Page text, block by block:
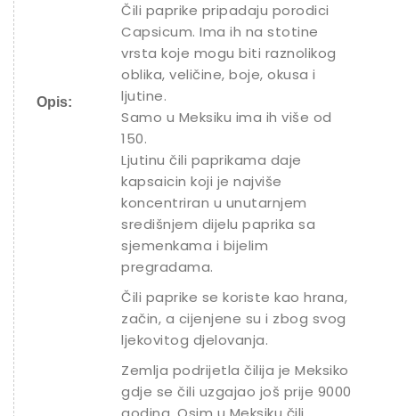
Opis:
Čili paprike pripadaju porodici
Capsicum. Ima ih na stotine
vrsta koje mogu biti raznolikog
oblika, veličine, boje, okusa i
ljutine.
Samo u Meksiku ima ih više od
150.
Ljutinu čili paprikama daje
kapsaicin koji je najviše
koncentriran u unutarnjem
središnjem dijelu paprika sa
sjemenkama i bijelim
pregradama.
Čili paprike se koriste kao hrana,
začin, a cijenjene su i zbog svog
ljekovitog djelovanja.
Zemlja podrijetla čilija je Meksiko
gdje se čili uzgajao još prije 9000